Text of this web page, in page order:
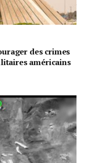
des crimes
américains